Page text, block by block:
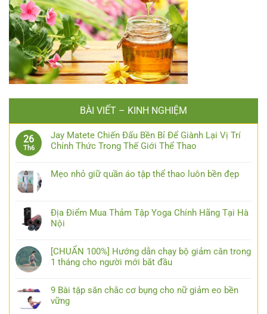
BÀI VIẾT – KINH NGHIỆM
26
Th6
Jay Matete Chiến Đấu Bền Bỉ Để Giành Lại Vị Trí
Chính Thức Trong Thế Giới Thể Thao
Mẹo nhỏ giữ quần áo tập thể thao luôn bền đẹp
Địa Điểm Mua Thảm Tập Yoga Chính Hãng Tại Hà
Nội
[CHUẨN 100%] Hướng dẫn chạy bộ giảm cân trong
1 tháng cho người mới bắt đầu
9 Bài tập săn chắc cơ bụng cho nữ giảm eo bền
vững